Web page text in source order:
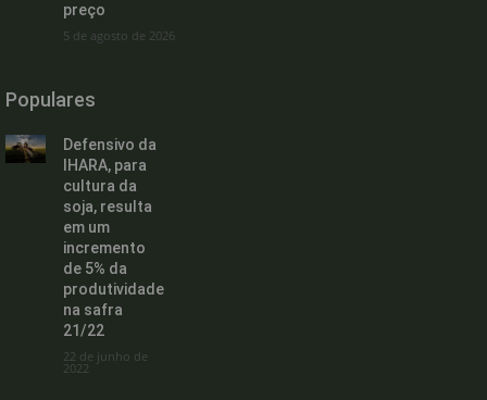
preço
5 de agosto de 2026
Populares
Defensivo da
IHARA, para
cultura da
soja, resulta
em um
incremento
de 5% da
produtividade
na safra
21/22
22 de junho de
2022